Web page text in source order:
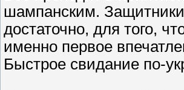
шампанским.
достаточно, для того,
именно первое
Быстрое свидание по-